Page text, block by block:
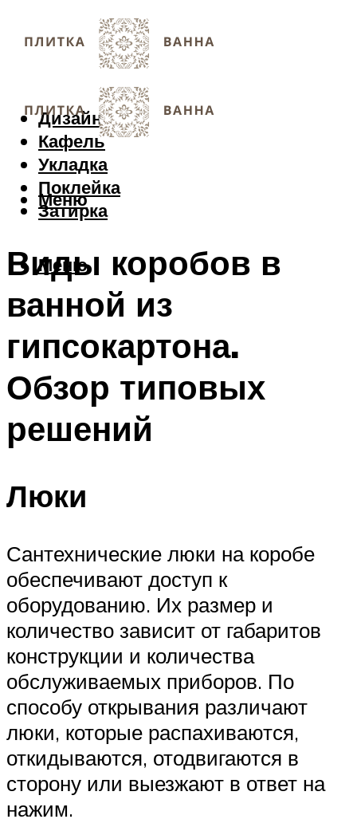
Дизайн
Кафель
Укладка
Поклейка
Затирка
Меню
Меню
Виды коробов в
ванной из
гипсокартона.
Обзор типовых
решений
Люки
Сантехнические люки на коробе
обеспечивают доступ к
оборудованию. Их размер и
количество зависит от габаритов
конструкции и количества
обслуживаемых приборов. По
способу открывания различают
люки, которые распахиваются,
откидываются, отодвигаются в
сторону или выезжают в ответ на
нажим.